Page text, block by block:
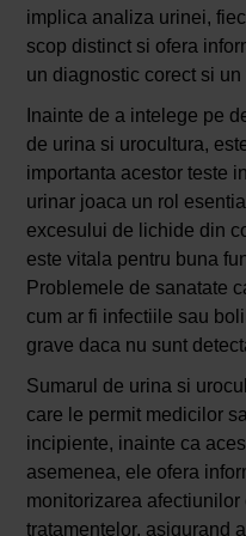
implica analiza urinei,
scop distinct si ofera
un diagnostic corect si
Inainte de a intelege pe
de urina si urocultura,
importanta acestor teste
urinar joaca un rol
excesului de lichide din
este vitala pentru buna
Problemele de sanatate
cum ar fi infectiile sau
grave daca nu sunt
Sumarul de urina si
care le permit medicilor
incipiente, inainte ca
asemenea, ele ofera
monitorizarea
tratamentelor, asigurand